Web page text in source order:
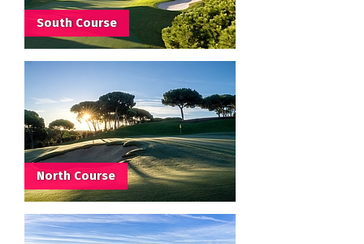
South Course
North Course